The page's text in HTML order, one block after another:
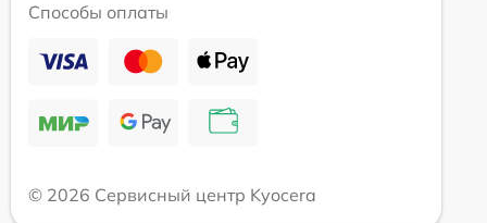
Способы оплаты
© 2026 Сервисный центр Kyocera